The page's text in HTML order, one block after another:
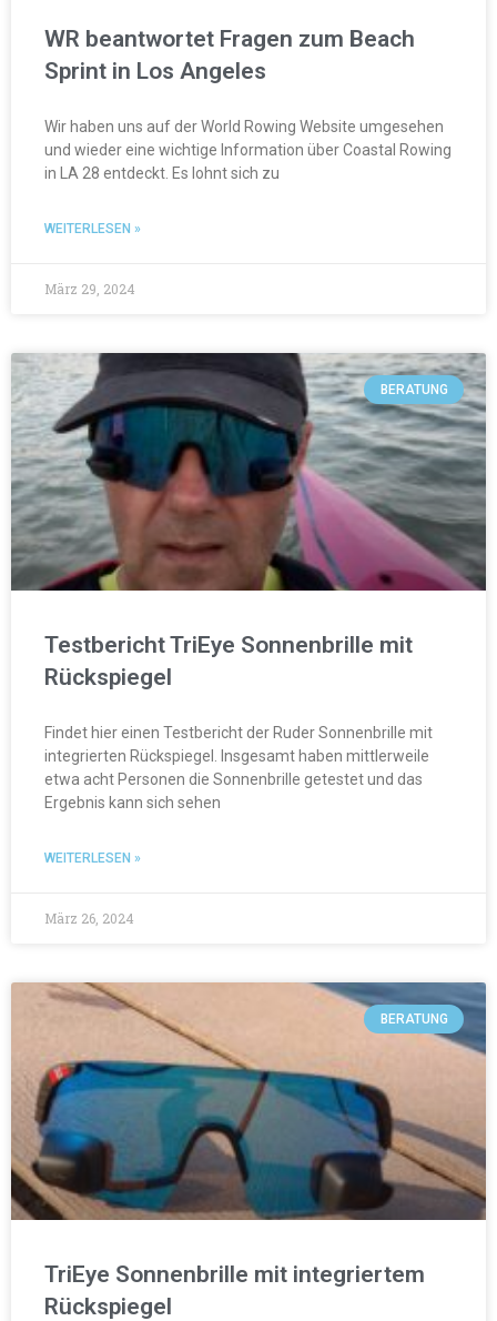
WR beantwortet Fragen zum Beach
Sprint in Los Angeles
Wir haben uns auf der World Rowing Website umgesehen
und wieder eine wichtige Information über Coastal Rowing
in LA 28 entdeckt. Es lohnt sich zu
WEITERLESEN »
März 29, 2024
BERATUNG
Testbericht TriEye Sonnenbrille mit
Rückspiegel
Findet hier einen Testbericht der Ruder Sonnenbrille mit
integrierten Rückspiegel. Insgesamt haben mittlerweile
etwa acht Personen die Sonnenbrille getestet und das
Ergebnis kann sich sehen
WEITERLESEN »
März 26, 2024
BERATUNG
TriEye Sonnenbrille mit integriertem
Rückspiegel